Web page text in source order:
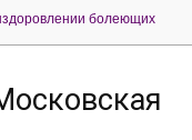
болеющих